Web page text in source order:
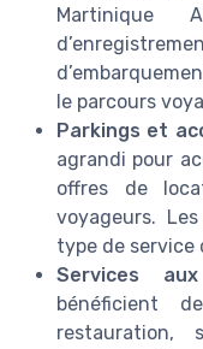
Martinique
le parcours
Parkings et
agrandi pour
offres de
voyageurs.
type de service
Services
bénéficient
restauration,